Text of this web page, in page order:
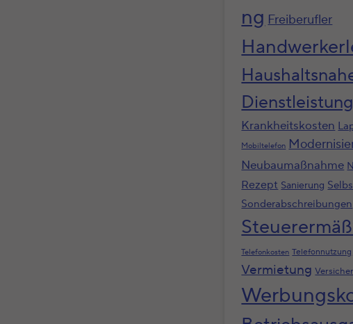
ng Freiberufler
Krankheitskosten
Mobiltelefon
Neubaumaßnahme
Rezept Sanierung
Sonderabschreibungen
Telefonkosten Telefonnutzung
Vermietung